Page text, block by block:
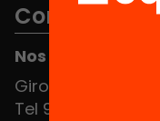
Contacto
Nos puedes
Girona 34, interior
Tel 934 588 700